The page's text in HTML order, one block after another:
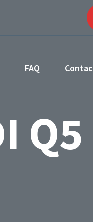
FAQ
Q5